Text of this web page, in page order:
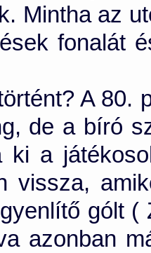
Mintha az
fonalát
A 80.
de a bíró
ki a
vissza,
gólt
azonban